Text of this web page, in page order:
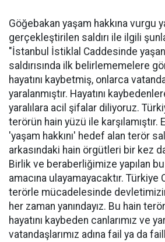
Göğebakan yaşam hakkına vurgu
gerçekleştirilen saldırı ile ilgili
"İstanbul İstiklal Caddesinde
saldırısında ilk belirlememelere
hayatını kaybetmiş, onlarca
yaralanmıştır. Hayatını
yaralılara acil şifalar diliyoruz.
terörün hain yüzü ile karşılamıştır.
'yaşam hakkını' hedef alan terör
arkasındaki hain örgütleri bir kez
Birlik ve beraberliğimize yapılan bu
amacına ulayamayacaktır. Türkiye
terörle mücadelesinde
her zaman yanındayız. Bu hain
hayatını kaybeden canlarımız ve
vatandaşlarımız adına fail ya da